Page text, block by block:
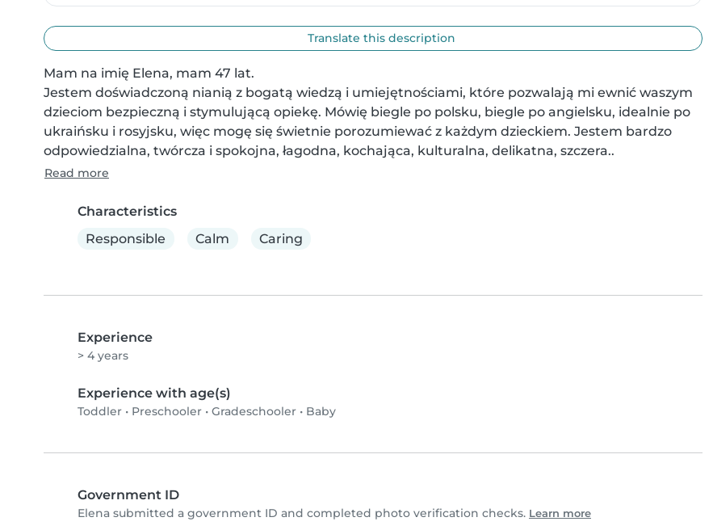
Translate this description
Mam na imię Elena, mam 47 lat.
Jestem doświadczoną nianią z bogatą wiedzą i umiejętnościami, które pozwalają mi ewnić waszym
dzieciom bezpieczną i stymulującą opiekę. Mówię biegle po polsku, biegle po angielsku, idealnie po
ukraińsku i rosyjsku, więc mogę się świetnie porozumiewać z każdym dzieckiem. Jestem bardzo
odpowiedzialna, twórcza i spokojna, łagodna, kochająca, kulturalna, delikatna, szczera..
Read more
Characteristics
Responsible
Calm Caring
Experience
> 4 years
Experience with age(s)
Toddler • Preschooler • Gradeschooler • Baby
Government ID
Elena submitted a government ID and completed photo verification checks. Learn more